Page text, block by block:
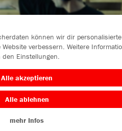
Shop Sportschützen
Ötlingen
können wir dir personalisierte
verbessern. Weitere
Einstellungen.
Alle akzeptieren
Alle ablehnen
mehr Infos